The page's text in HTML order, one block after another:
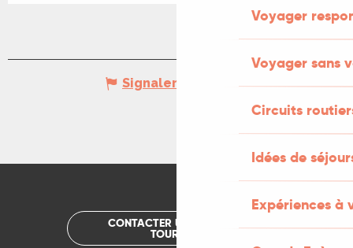
Voyager
Voyager sans
Circuits
Idées de
Expériences à
Signaler une erreur
CONTACTER UN OFFICE DE
TOURISME